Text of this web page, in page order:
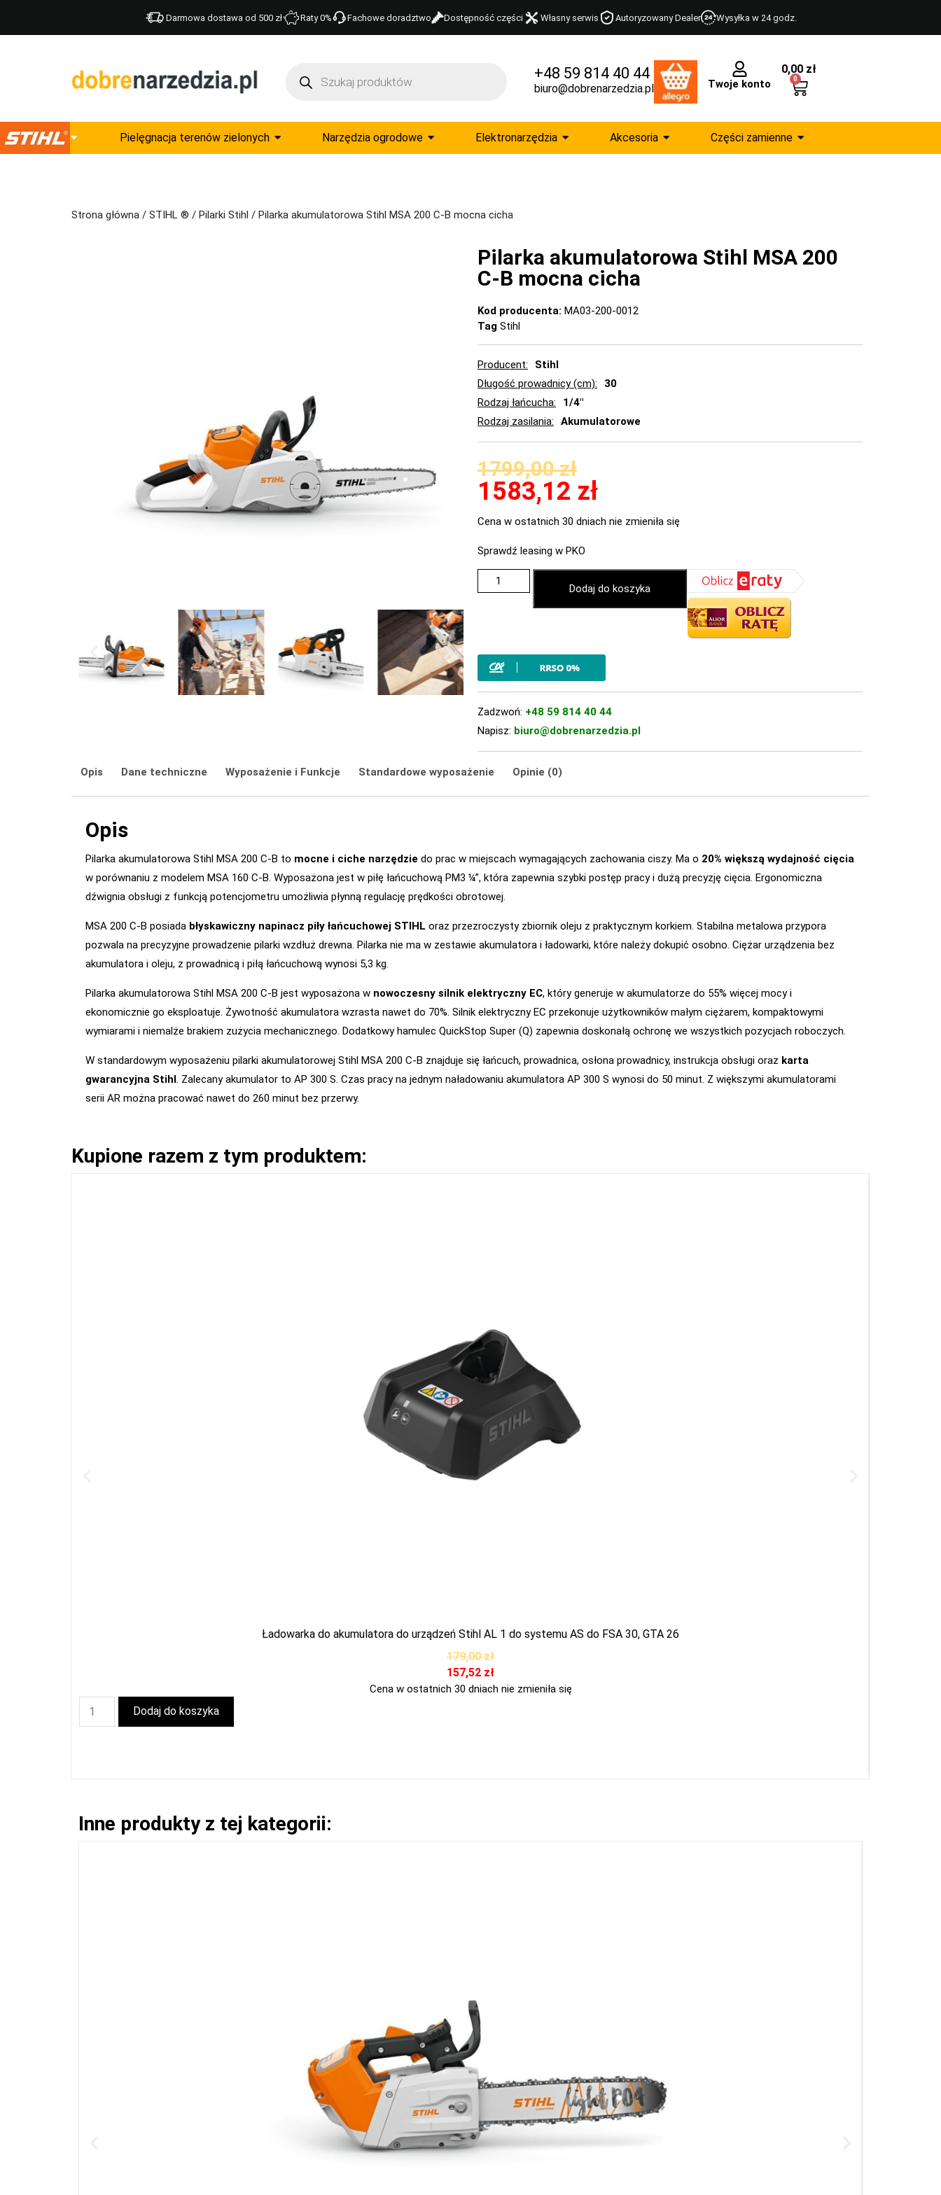
Darmowa dostawa od 500 zł Raty 0% Fachowe doradztwo Dostępność części Własny serwis Autoryzowany Dealer Wysyłka w 24 godz.
+48 59 814 40 44
biuro@dobrenarzedzia.pl Twoje konto
0,00 zł
0
Pielęgnacja terenów zielonych Narzędzia ogrodowe Elektronarzędzia Akcesoria Części zamienne
Strona główna / STIHL ® / Pilarki Stihl / Pilarka akumulatorowa Stihl MSA 200 C-B mocna cicha
Pilarka akumulatorowa Stihl MSA 200
C-B mocna cicha
Kod producenta: MA03-200-0012
Tag Stihl
Producent
Stihl
Długość prowadnicy (cm)
30
Rodzaj łańcucha
1/4"
Rodzaj zasilania
Akumulatorowe
1799,00zł
1583,12 zł
Cena w ostatnich 30 dniach nie zmieniła się
Sprawdź leasing w PKO
Dodaj do koszyka
Zadzwoń: +48 59 814 40 44
Napisz: biuro@dobrenarzedzia.pl
Opis Dane techniczne Wyposażenie i Funkcje Standardowe wyposażenie Opinie (0)
Opis
Pilarka akumulatorowa Stihl MSA 200 C-B to mocne i ciche narzędzie do prac w miejscach wymagających zachowania ciszy. Ma o 20% większą wydajność cięcia
w porównaniu z modelem MSA 160 C-B. Wyposażona jest w piłę łańcuchową PM3 ¼”, która zapewnia szybki postęp pracy i dużą precyzję cięcia. Ergonomiczna
dźwignia obsługi z funkcją potencjometru umożliwia płynną regulację prędkości obrotowej.
MSA 200 C-B posiada błyskawiczny napinacz piły łańcuchowej STIHL oraz przezroczysty zbiornik oleju z praktycznym korkiem. Stabilna metalowa przypora
pozwala na precyzyjne prowadzenie pilarki wzdłuż drewna. Pilarka nie ma w zestawie akumulatora i ładowarki, które należy dokupić osobno. Ciężar urządzenia bez
akumulatora i oleju, z prowadnicą i piłą łańcuchową wynosi 5,3 kg.
Pilarka akumulatorowa Stihl MSA 200 C-B jest wyposażona w nowoczesny silnik elektryczny EC, który generuje w akumulatorze do 55% więcej mocy i
ekonomicznie go eksploatuje. Żywotność akumulatora wzrasta nawet do 70%. Silnik elektryczny EC przekonuje użytkowników małym ciężarem, kompaktowymi
wymiarami i niemalże brakiem zużycia mechanicznego. Dodatkowy hamulec QuickStop Super (Q) zapewnia doskonałą ochronę we wszystkich pozycjach roboczych.
W standardowym wyposażeniu pilarki akumulatorowej Stihl MSA 200 C-B znajduje się łańcuch, prowadnica, osłona prowadnicy, instrukcja obsługi oraz karta
gwarancyjna Stihl. Zalecany akumulator to AP 300 S. Czas pracy na jednym naładowaniu akumulatora AP 300 S wynosi do 50 minut. Z większymi akumulatorami
serii AR można pracować nawet do 260 minut bez przerwy.
Kupione razem z tym produktem:
Ładowarka do akumulatora do urządzeń Stihl AL 1 do systemu AS do FSA 30, GTA 26
179,00zł
157,52 zł
Cena w ostatnich 30 dniach nie zmieniła się
Dodaj do koszyka
Inne produkty z tej kategorii: